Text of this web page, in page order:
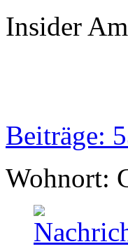
Insider
Beiträge:
Wohnort: